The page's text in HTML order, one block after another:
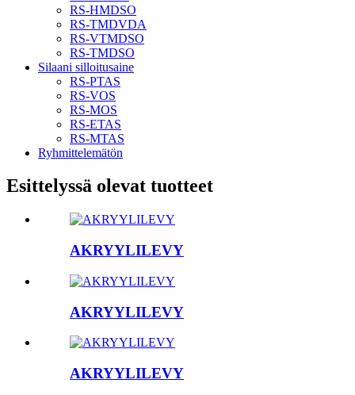
RS-HMDSO
RS-TMDVDA
RS-VTMDSO
RS-TMDSO
Silaani silloitusaine
RS-PTAS
RS-VOS
RS-MOS
RS-ETAS
RS-MTAS
Ryhmittelemätön
Esittelyssä olevat tuotteet
AKRYYLILEVY
AKRYYLILEVY
AKRYYLILEVY